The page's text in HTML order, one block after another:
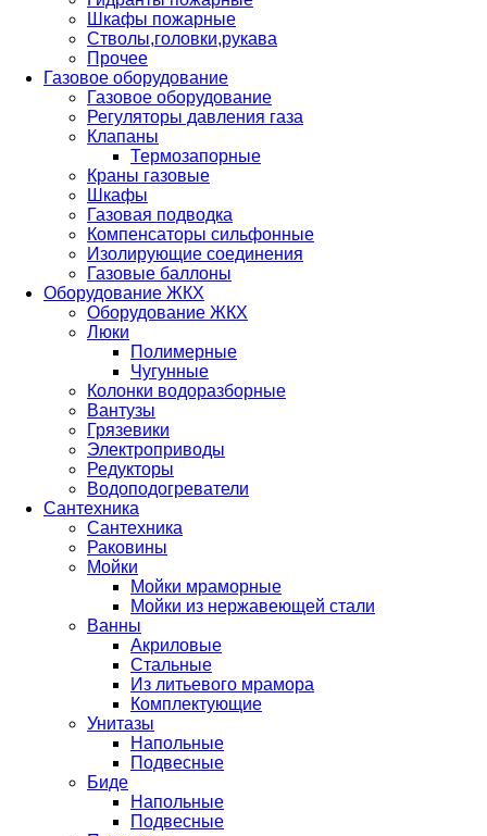
Шкафы пожарные
Стволы,головки,рукава
Прочее
Газовое оборудование
Газовое оборудование
Регуляторы давления газа
Клапаны
Термозапорные
Краны газовые
Шкафы
Газовая подводка
Компенсаторы сильфонные
Изолирующие соединения
Газовые баллоны
Оборудование ЖКХ
Оборудование ЖКХ
Люки
Полимерные
Чугунные
Колонки водоразборные
Вантузы
Грязевики
Электроприводы
Редукторы
Водоподогреватели
Сантехника
Сантехника
Раковины
Мойки
Мойки мраморные
Мойки из нержавеющей стали
Ванны
Акриловые
Стальные
Из литьевого мрамора
Комплектующие
Унитазы
Напольные
Подвесные
Биде
Напольные
Подвесные